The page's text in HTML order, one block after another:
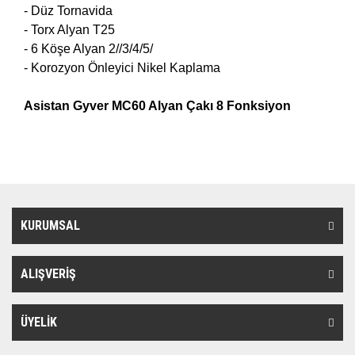
- Düz Tornavida
- Torx Alyan T25
- 6 Köşe Alyan 2//3/4/5/
- Korozyon Önleyici Nikel Kaplama
Asistan Gyver MC60 Alyan Çakı 8 Fonksiyon
KURUMSAL
ALIŞVERİŞ
ÜYELİK